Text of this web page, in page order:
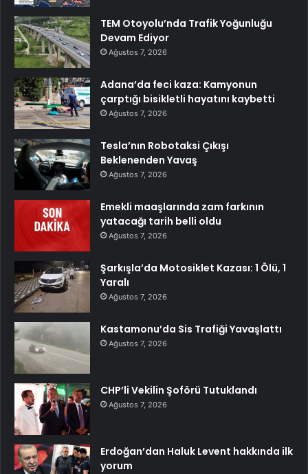
TEM Otoyolu’nda Trafik Yoğunluğu
Devam Ediyor
Ağustos 7, 2026
Adana’da feci kaza: Kamyonun
çarptığı bisikletli hayatını kaybetti
Ağustos 7, 2026
Tesla’nın Robotaksi Çıkışı
Beklenenden Yavaş
Ağustos 7, 2026
Emekli maaşlarında zam farkının
yatacağı tarih belli oldu
Ağustos 7, 2026
Şarkışla’da Motosiklet Kazası: 1 Ölü, 1
Yaralı
Ağustos 7, 2026
Kastamonu’da Sis Trafiği Yavaşlattı
Ağustos 7, 2026
CHP’li Vekilin Şoförü Tutuklandı
Ağustos 7, 2026
Erdoğan’dan Haluk Levent hakkında ilk
yorum